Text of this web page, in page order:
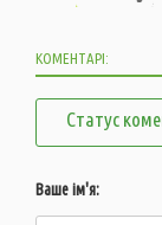
КОМЕНТАРІ:
Статус
Ваше ім'я: